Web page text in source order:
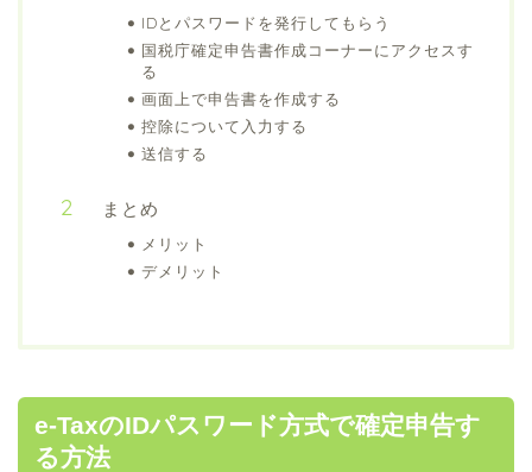
IDとパスワードを発行してもらう
国税庁確定申告書作成コーナーにアクセスす
る
画面上で申告書を作成する
控除について入力する
送信する
まとめ
メリット
デメリット
e-TaxのIDパスワード方式で確定申告す
る方法